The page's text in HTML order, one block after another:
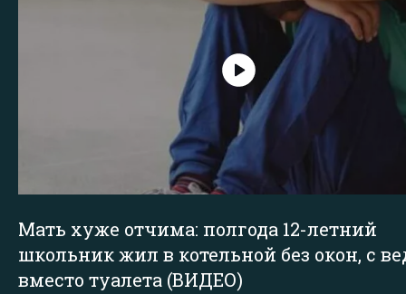
Мать хуже отчима: полгода 12-летний
школьник жил в котельной без окон, с
вместо туалета (ВИДЕО)